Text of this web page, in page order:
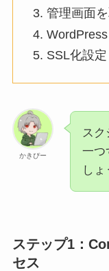
管理画面
SSL化設定
かきぴー
スク
一つ
しょ
ステップ1：
セス